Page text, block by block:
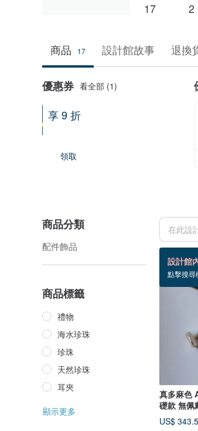
17 2
商品 17 設計館故事 退換
優惠券 看全部 (1)
享 9 折
領取
商品分類
配件飾品
商品標籤
禮物
海水珍珠
珍珠
天然珍珠
耳夾
顯示更多
設計館
點擊搜尋
17 個商品
真多麻色
礎款 無佩
US$